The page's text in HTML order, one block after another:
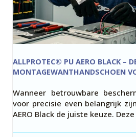
ALLPROTEC® PU AERO BLACK –
MONTAGEWANTHANDSCHOEN
Wanneer betrouwbare
voor precisie even belangrijk
AERO Black de juiste keuze.